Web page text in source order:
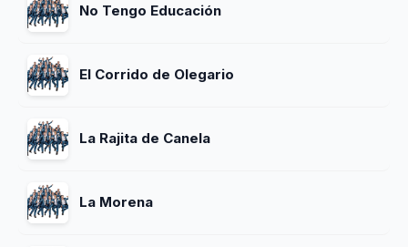
No Tengo Educación
El Corrido de Olegario
La Rajita de Canela
La Morena